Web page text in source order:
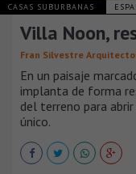
CASAS SUBURBANAS
Villa Noon,
Fran Silvestre
En un paisaje
implanta de forma
del terreno para
único.